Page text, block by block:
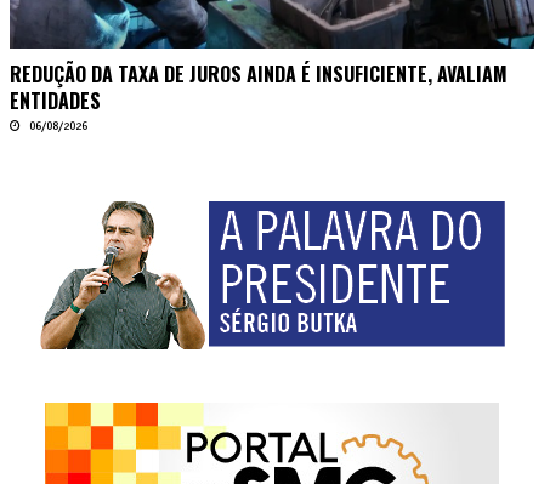
REDUÇÃO DA TAXA DE JUROS AINDA É INSUFICIENTE, AVALIAM
ENTIDADES
06/08/2026